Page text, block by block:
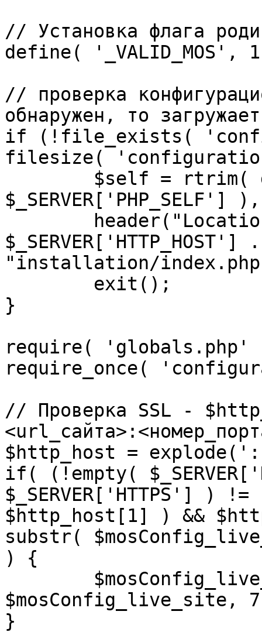
// Установка флага
define( '_VALID_MOS',
// проверка
обнаружен, то
if (!file_exists(
filesize(
"installation/
}
require(
require_once(
// Проверка SSL -
$http_host = explode(':',
if( (!empty(
$_SERVER['HTTPS']
$http_host[1] ) &&
substr(
) {
$mosConfig_live_site,
}